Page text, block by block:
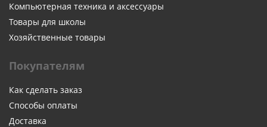
Компьютерная техника и аксессуары
Товары для школы
Хозяйственные товары
Покупателям
Как сделать заказ
Способы оплаты
Доставка